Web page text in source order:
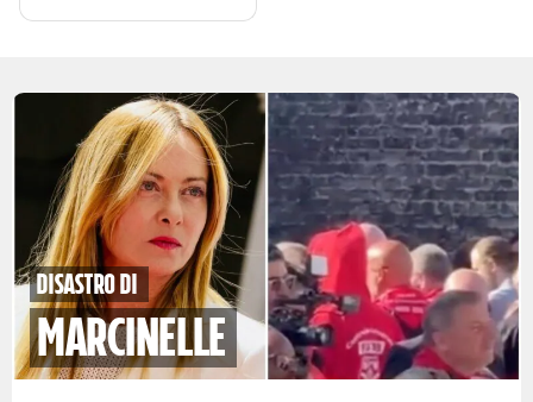
disastro di
marcinelle